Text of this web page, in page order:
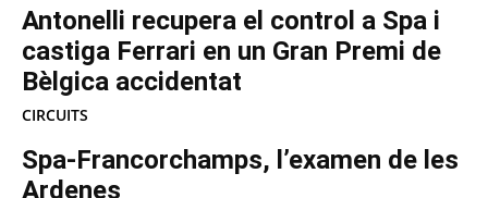
Antonelli recupera el control a Spa i
castiga Ferrari en un Gran Premi de
Bèlgica accidentat
CIRCUITS
Spa-Francorchamps, l’examen de les
Ardenes